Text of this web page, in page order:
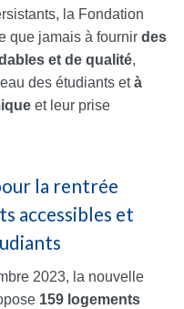
la Fondation
que jamais à fournir des
et de qualité,
des étudiants età
et leur prise
la rentrée
accessibles et
2023, la nouvelle
159 logements